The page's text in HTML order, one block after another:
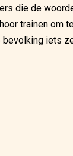
die de
trainen om
bevolking iets